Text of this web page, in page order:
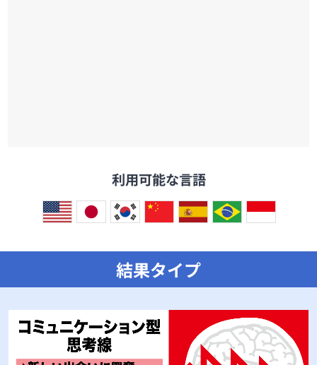
利用可能な言語
結果タイプ